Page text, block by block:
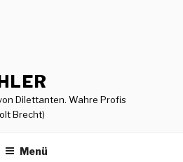
Dilettanten. Wahre Profis
Brecht)
Menü